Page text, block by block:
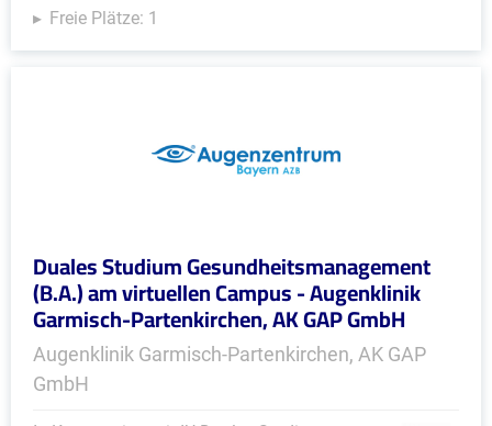
Freie Plätze: 1
Duales Studium Gesundheitsmanagement
(B.A.) am virtuellen Campus - Augenklinik
Garmisch-Partenkirchen, AK GAP GmbH
Augenklinik Garmisch-Partenkirchen, AK GAP
GmbH